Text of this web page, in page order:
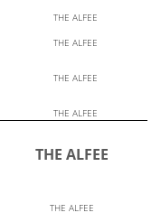
THE ALFEE
THE ALFEE
THE ALFEE
THE ALFEE
THE ALFEE
THE ALFEE